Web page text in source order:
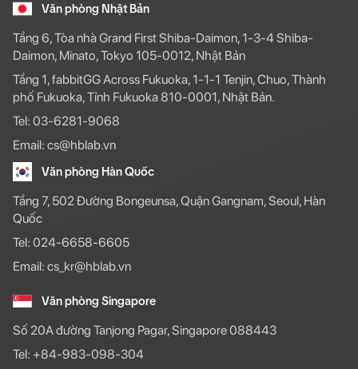
Văn phòng Nhật Bản
Tầng 6, Tòa nhà Grand First Shiba-Daimon, 1-3-4 Shiba-
Daimon, Minato, Tokyo 105-0012, Nhật Bản
Tầng 1, fabbitGG Across Fukuoka, 1-1-1 Tenjin, Chuo, Thành
phố Fukuoka, Tỉnh Fukuoka 810-0001, Nhật Bản.
Tel: 03-6281-9068
Email: cs@hblab.vn
Văn phòng Hàn Quốc
Tầng 7, 502 Đường Bongeunsa, Quận Gangnam, Seoul, Hàn
Quốc
Tel: 024-6658-6605
Email: cs_kr@hblab.vn
Văn phòng Singapore
Số 20A đường Tanjong Pagar, Singapore 088443
Tel: +84-983-098-304